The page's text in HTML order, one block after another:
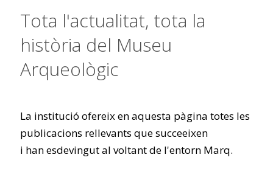
Tota l'actualitat, tota la
història del Museu
Arqueològic
La institució ofereix en aquesta pàgina totes les
publicacions rellevants que succeeixen
i han esdevingut al voltant de l'entorn Marq.